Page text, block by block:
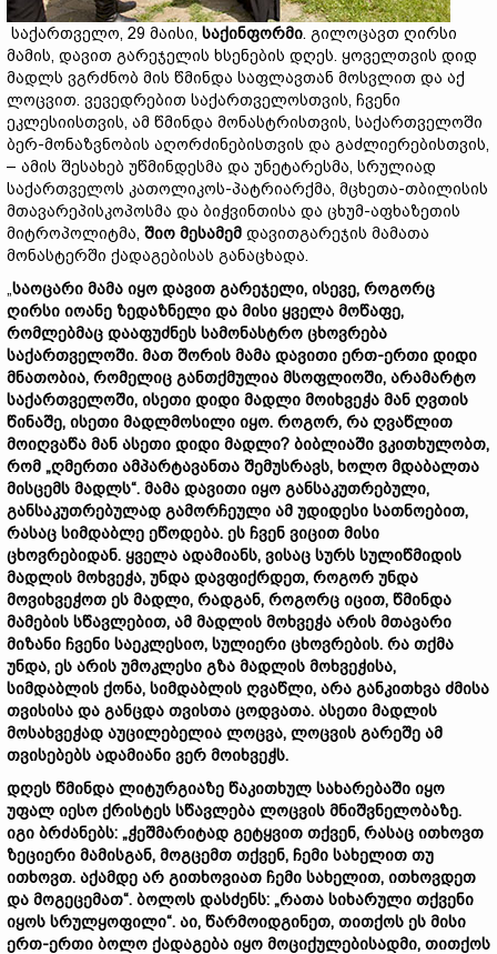
საქართველო, 29 მაისი, საქინფორმი. გილოცავთ ღირსი
მამის, დავით გარეჯელის ხსენების დღეს. ყოველთვის დიდ
მადლს ვგრძნობ მის წმინდა საფლავთან მოსვლით და აქ
ლოცვით. ვევედრებით საქართველოსთვის, ჩვენი
ეკლესიისთვის, ამ წმინდა მონასტრისთვის, საქართველოში
ბერ-მონაზვნობის აღორძინებისთვის და გაძლიერებისთვის,
– ამის შესახებ უწმინდესმა და უნეტარესმა, სრულიად
საქართველოს კათოლიკოს-პატრიარქმა, მცხეთა-თბილისის
მთავარეპისკოპოსმა და ბიჭვინთისა და ცხუმ-აფხაზეთის
მიტროპოლიტმა, შიო მესამემ დავითგარეჯის მამათა
მონასტერში ქადაგებისას განაცხადა.
„საოცარი მამა იყო დავით გარეჯელი, ისევე, როგორც
ღირსი იოანე ზედაზნელი და მისი ყველა მოწაფე,
რომლებმაც დააფუძნეს სამონასტრო ცხოვრება
საქართველოში. მათ შორის მამა დავითი ერთ-ერთი დიდი
მნათობია, რომელიც განთქმულია მსოფლიოში, არამარტო
საქართველოში, ისეთი დიდი მადლი მოიხვეჭა მან ღვთის
წინაშე, ისეთი მადლმოსილი იყო. როგორ, რა ღვაწლით
მოიღვაწა მან ასეთი დიდი მადლი? ბიბლიაში ვკითხულობთ,
რომ „ღმერთი ამპარტავანთა შემუსრავს, ხოლო მდაბალთა
მისცემს მადლს“. მამა დავითი იყო განსაკუთრებული,
განსაკუთრებულად გამორჩეული ამ უდიდესი სათნოებით,
რასაც სიმდაბლე ეწოდება. ეს ჩვენ ვიცით მისი
ცხოვრებიდან. ყველა ადამიანს, ვისაც სურს სულიწმიდის
მადლის მოხვეჭა, უნდა დავფიქრდეთ, როგორ უნდა
მოვიხვეჭოთ ეს მადლი, რადგან, როგორც იცით, წმინდა
მამების სწავლებით, ამ მადლის მოხვეჭა არის მთავარი
მიზანი ჩვენი საეკლესიო, სულიერი ცხოვრების. რა თქმა
უნდა, ეს არის უმოკლესი გზა მადლის მოხვეჭისა,
სიმდაბლის ქონა, სიმდაბლის ღვაწლი, არა განკითხვა ძმისა
თვისისა და განცდა თვისთა ცოდვათა. ასეთი მადლის
მოსახვეჭად აუცილებელია ლოცვა, ლოცვის გარეშე ამ
თვისებებს ადამიანი ვერ მოიხვეჭს.
დღეს წმინდა ლიტურგიაზე წაკითხულ სახარებაში იყო
უფალ იესო ქრისტეს სწავლება ლოცვის მნიშვნელობაზე.
იგი ბრძანებს: „ჭეშმარიტად გეტყვით თქვენ, რასაც ითხოვთ
ზეციერი მამისგან, მოგცემთ თქვენ, ჩემი სახელით თუ
ითხოვთ. აქამდე არ გითხოვიათ ჩემი სახელით, ითხოვდეთ
და მოგეცემათ“. ბოლოს დასძენს: „რათა სიხარული თქვენი
იყოს სრულყოფილი“. აი, წარმოიდგინეთ, თითქოს ეს მისი
ერთ-ერთი ბოლო ქადაგება იყო მოციქულებისადმი, თითქოს